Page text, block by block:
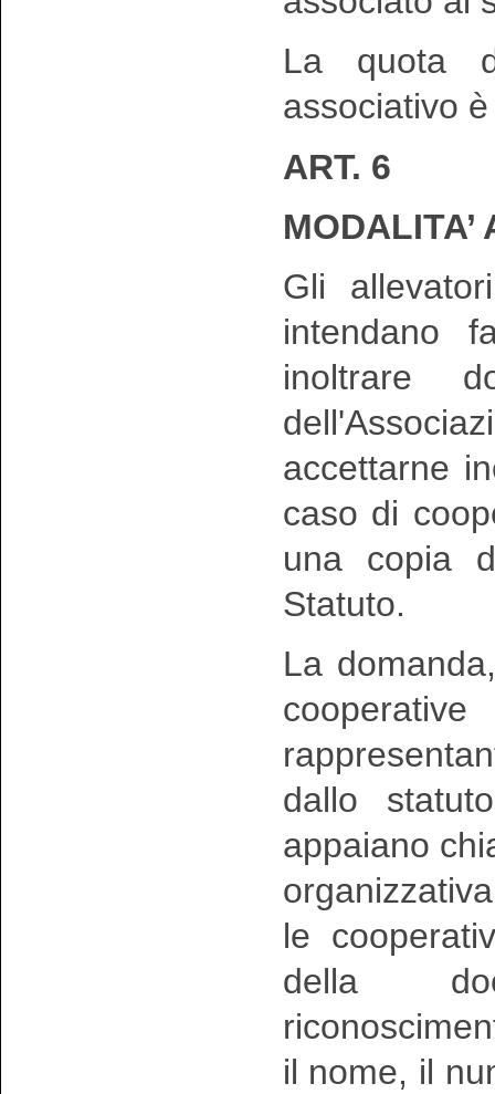
La quota
associativo
ART. 6
MODALITA’
Gli
intendano
inoltrare
accettarne
caso di
una copia
Statuto.
La
dallo
appaiano
le
della
il nome, il